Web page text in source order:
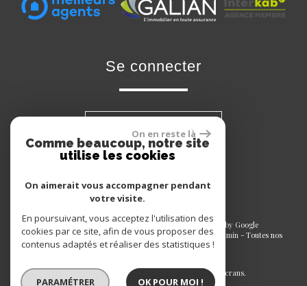
se connecter
© 2026 | Tous droits réservés | Traduction powered by Google
Plan du site- Mentions légales- Nos honoraires-Liens- Admin - Toutes nos
annonces-Politique RGPD
un seul site adaptable à tous les types d'écrans.
On en reste là
Comme beaucoup, notre site
utilise les cookies
On aimerait vous accompagner pendant
votre visite.
En poursuivant, vous acceptez l'utilisation des
cookies par ce site, afin de vous proposer des
contenus adaptés et réaliser des statistiques !
PARAMÉTRER OK POUR MOI !